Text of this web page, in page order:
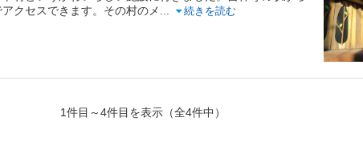
クセスできます。その村のメ
続きを読む
1件目～4件目を表示（全4件中）